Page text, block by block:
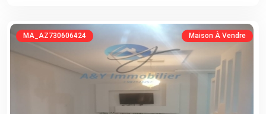
MA_AZ730606424 Maison À Vendre